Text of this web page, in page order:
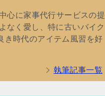
心に家事代行サービスの提
なく愛し、特に古いバイク
き時代のアイテム風習を好
執筆記事一覧